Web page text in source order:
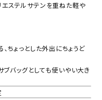
ステルサテンを重ねた軽や
ちょっとした外出にちょうど
バッグとしても使いやい大き